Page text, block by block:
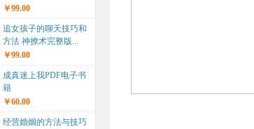
￥99.00
追女孩子的聊天技巧和
方法 神撩术完整版...
￥99.00
成真迷上我PDF电子书
籍
￥60.00
经营婚姻的方法与技巧